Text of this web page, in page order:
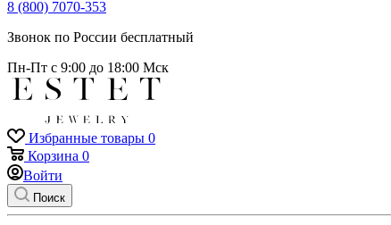
8 (800) 7070-353
Звонок по России бесплатный
Пн-Пт с 9:00 до 18:00 Мск
Избранные товары 0
Корзина 0
Войти
Поиск